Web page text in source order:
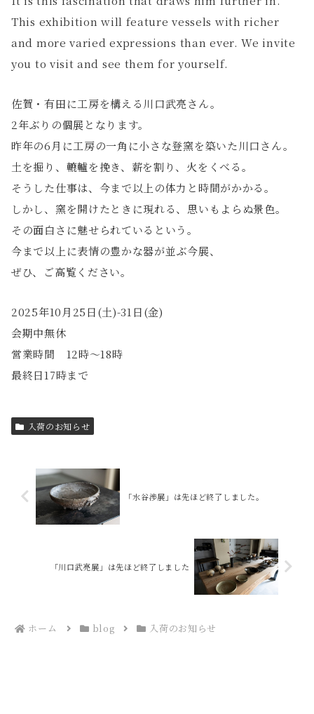
This exhibition will feature vessels with richer
and more varied expressions than ever. We invite
you to visit and see them for yourself.
佐賀・有田に工房を構える川口武亮さん。
2年ぶりの個展となります。
昨年の6月に工房の一角に小さな登窯を築いた川口さん。
土を掘り、轆轤を挽き、薪を割り、火をくべる。
そうした仕事は、今まで以上の体力と時間がかかる。
しかし、窯を開けたときに現れる、思いもよらぬ景色。
その面白さに魅せられているという。
今まで以上に表情の豊かな器が並ぶ今展、
ぜひ、ご高覧ください。
2025年10月25日(土)-31日(金)
会期中無休
営業時間 12時～18時
最終日17時まで
入荷のお知らせ
「水谷渉展」は先ほど終了しました。
「川口武亮展」は先ほど終了しました
ホーム blog 入荷のお知らせ